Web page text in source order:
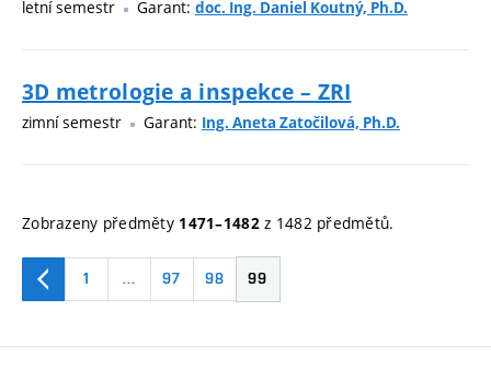
letní semestr Garant: doc. Ing. Daniel Koutný, Ph.D.
3D metrologie a inspekce – ZRI
zimní semestr Garant: Ing. Aneta Zatočilová, Ph.D.
Zobrazeny předměty 1471–1482z 1482 předmětů.
1 … 97 98 99